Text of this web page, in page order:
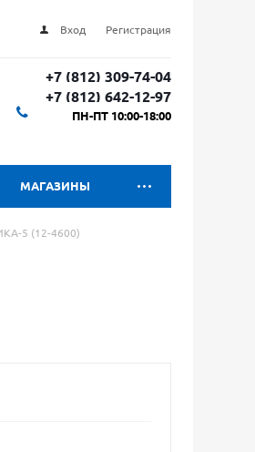
Вход Регистрация
+7 (812) 309-74-04
+7 (812) 642-12-97
ПН-ПТ 10:00-18:00
МАГАЗИНЫ
5 (12-4600)